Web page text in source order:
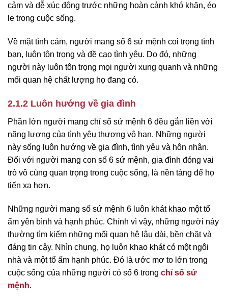
cảm và dễ xúc động trước những hoàn cảnh khó khăn, éo
le trong cuộc sống.
Về mặt tình cảm, người mang số 6 sứ mệnh coi trọng tình
bạn, luôn tôn trọng và đề cao tình yêu. Do đó, những
người này luôn tôn trọng mọi người xung quanh và những
mối quan hệ chất lượng họ đang có.
2.1.2 Luôn hướng về gia đình
Phần lớn người mang chỉ số sứ mệnh 6 đều gắn liền với
năng lượng của tình yêu thương vô hạn. Những người
này sống luôn hướng về gia đình, tình yêu và hôn nhân.
Đối với người mang con số 6 sứ mệnh, gia đình đóng vai
trò vô cùng quan trọng trong cuộc sống, là nền tảng để họ
tiến xa hơn.
Những người mang số sứ mệnh 6 luôn khát khao một tổ
ấm yên bình và hạnh phúc. Chính vì vậy, những người này
thường tìm kiếm những mối quan hệ lâu dài, bền chặt và
đáng tin cậy. Nhìn chung, họ luôn khao khát có một ngôi
nhà và một tổ ấm hạnh phúc. Đó là ước mơ to lớn trong
cuộc sống của những người có số 6 trong chỉ số sứ
mệnh.